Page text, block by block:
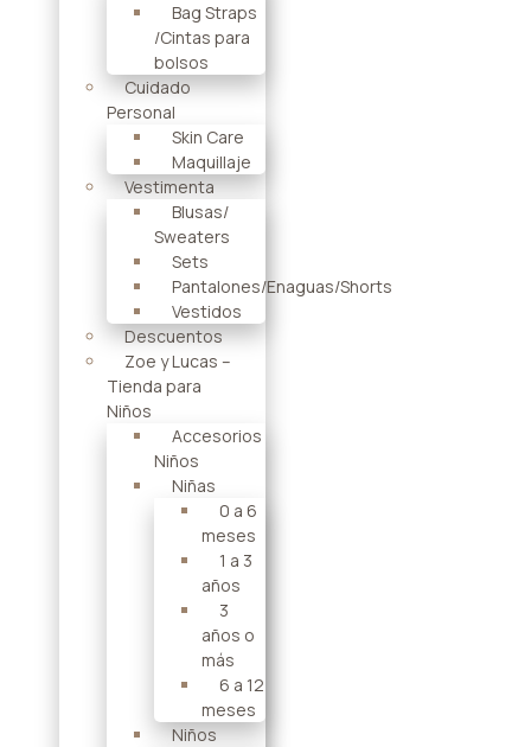
Bag Straps
/Cintas para
bolsos
Cuidado
Personal
Skin Care
Maquillaje
Vestimenta
Blusas/
Sweaters
Sets
Pantalones/Enaguas/Shorts
Vestidos
Descuentos
Zoe y Lucas –
Tienda para
Niños
Accesorios
Niños
Niñas
0 a 6
meses
1 a 3
años
3
años o
más
6 a 12
meses
Niños